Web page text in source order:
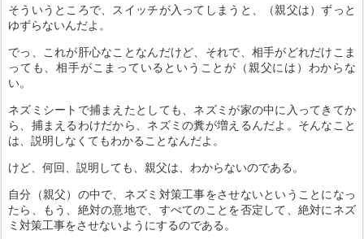
そういうところで、スイッチが入ってしまうと、（親父は）ずっと
ゆずらないんだよ。
でっ、これが肝心なことなんだけど、それで、相手がどれだけこま
っても、相手がこまっているということが（親父には）わからな
い。
ネズミシートで捕まえたとしても、ネズミが家の中に入ってきてか
ら、捕まえるわけだから、ネズミの糞が増えるんだよ。そんなこと
は、説明しなくてもわかることなんだよ。
けど、何回、説明しても、親父は、わからないのである。
自分（親父）の中で、ネズミ対策工事をさせないということになっ
たら、もう、絶対の意地で、すべてのことを否定して、絶対にネズ
ミ対策工事をさせないようにするのである。